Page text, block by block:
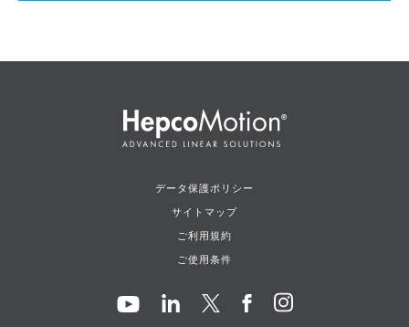
データ保護ポリシー
サイトマップ
ご利用規約
ご使用条件